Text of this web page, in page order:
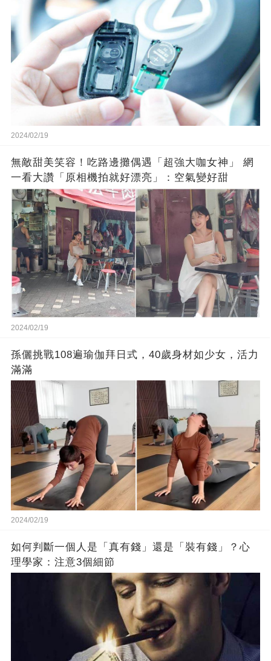
2024/02/19
無敵甜美笑容！吃路邊攤偶遇「超強大咖女神」 網
一看大讚「原相機拍就好漂亮」：空氣變好甜
2024/02/19
孫儷挑戰108遍瑜伽拜日式，40歲身材如少女，活力
滿滿
2024/02/19
如何判斷一個人是「真有錢」還是「裝有錢」？心
理學家：注意3個細節